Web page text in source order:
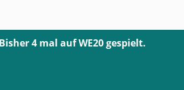
Bisher 4 mal auf WE20 gespielt.